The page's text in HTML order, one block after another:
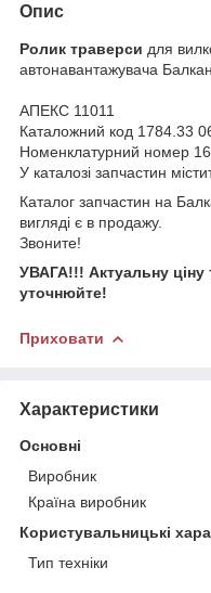
Опис
Ролик траверси для
автонавантажувача
АПЕКС 11011
Каталожний код 1784.33
Номенклатурний номер
У каталозі запчастин
Каталог запчастин на
вигляді є в продажу.
Звоните!
УВАГА!!! Актуальну ціну
уточнюйте!
Приховати
Характеристики
Основні
Виробник
Країна виробник
Користувальницькі
Тип техніки